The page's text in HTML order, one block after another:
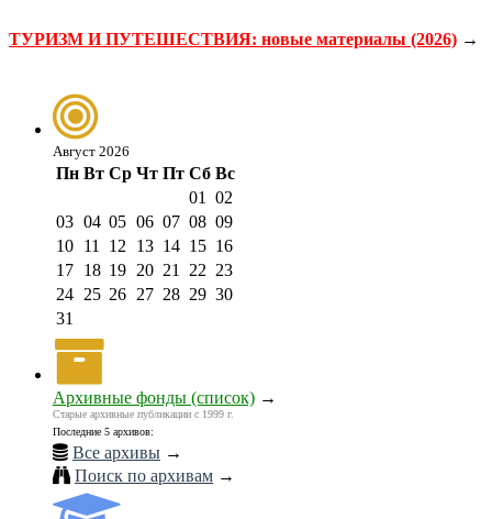
ТУРИЗМ И ПУТЕШЕСТВИЯ: новые материалы (2026) →
Август 2026
Пн Вт Ср Чт Пт Сб Вс
01
02
03 04 05 06 07 08 09
10 11 12 13 14 15 16
17 18 19 20 21 22 23
24 25 26 27 28 29 30
31
Архивные фонды (список) →
Старые архивные публикации с 1999 г.
Последние 5 архивов:
Все архивы →
Поиск по архивам →